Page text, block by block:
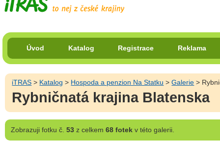
Úvod Katalog Registrace Reklama
iTRAS > Katalog > Hospoda a penzion Na Statku >Galerie >
Rybničnatá krajina Blatenska
Zobrazujifotku č. 53z celkem 68 fotekv této galerii.